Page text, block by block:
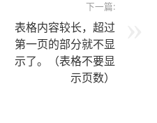
下一篇:
表格内容较长，超过
第一页的部分就不显
示了。（表格不要显
示页数）